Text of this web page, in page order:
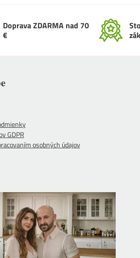
Doprava ZDARMA nad 70
€
GDPR
osobných údajov